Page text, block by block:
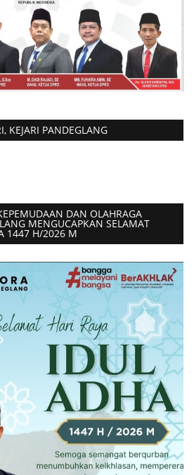
KEJARI PANDEGLANG
DAN OLAHRAGA
MENGUCAPKAN SELAMAT
1447 H/2026 M